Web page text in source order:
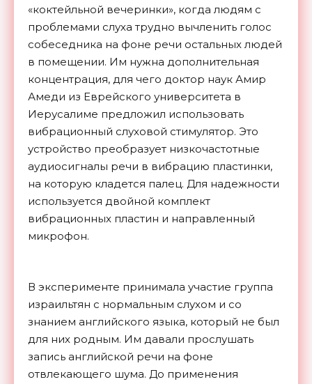
«коктейльной вечеринки», когда людям с
проблемами слуха трудно вычленить голос
собеседника на фоне речи остальных людей
в помещении. Им нужна дополнительная
концентрация, для чего доктор наук Амир
Амеди из Еврейского университета в
Иерусалиме предложил использовать
вибрационный слуховой стимулятор. Это
устройство преобразует низкочастотные
аудиосигналы речи в вибрацию пластинки,
на которую кладется палец. Для надежности
используется двойной комплект
вибрационных пластин и направленный
микрофон.
В эксперименте принимала участие группа
израильтян с нормальным слухом и со
знанием английского языка, который не был
для них родным. Им давали прослушать
запись английской речи на фоне
отвлекающего шума. До применения